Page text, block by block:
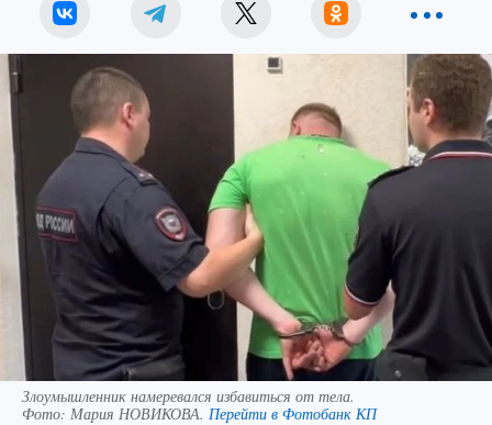
Злоумышленник намеревался избавиться от тела.
Фото: Мария НОВИКОВА. Перейти в Фотобанк КП